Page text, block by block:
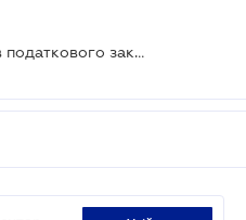
Топ-10 новацій та перспектив податкового законодавства у 2023 році від ДПС